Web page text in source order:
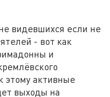
видевшихся если не
- вот как
и
этому активные
выходы на